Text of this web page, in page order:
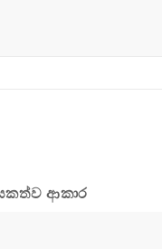
ආකාර